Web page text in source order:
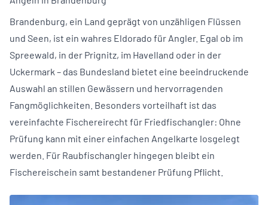
Brandenburg, ein Land geprägt von unzähligen Flüssen
und Seen, ist ein wahres Eldorado für Angler. Egal ob im
Spreewald, in der Prignitz, im Havelland oder in der
Uckermark – das Bundesland bietet eine beeindruckende
Auswahl an stillen Gewässern und hervorragenden
Fangmöglichkeiten. Besonders vorteilhaft ist das
vereinfachte Fischereirecht für Friedfischangler: Ohne
Prüfung kann mit einer einfachen Angelkarte losgelegt
werden. Für Raubfischangler hingegen bleibt ein
Fischereischein samt bestandener Prüfung Pflicht.